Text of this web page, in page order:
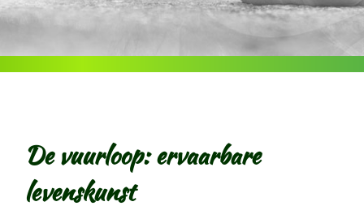
De vuurloop: ervaarbare
levenskunst